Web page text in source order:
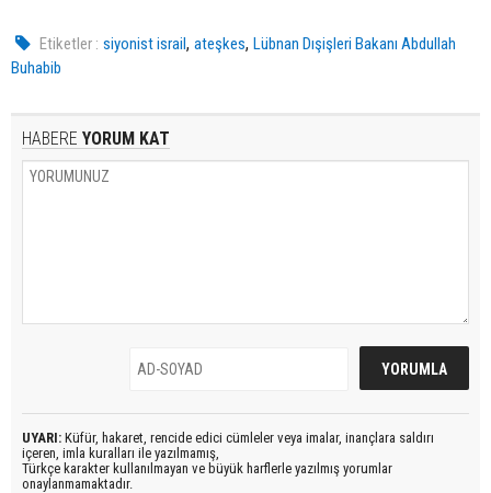
Etiketler : siyonist israil,ateşkes,Lübnan Dışişleri Bakanı Abdullah
Buhabib
HABERE YORUM KAT
UYARI: Küfür, hakaret, rencide edici cümleler veya imalar, inançlara saldırı
içeren, imla kuralları ile yazılmamış,
Türkçe karakter kullanılmayan ve büyük harflerle yazılmış yorumlar
onaylanmamaktadır.